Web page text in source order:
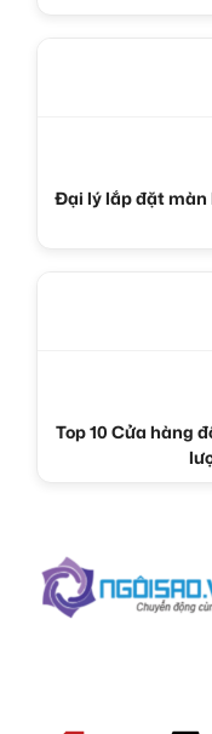
Đại lý lắp đặt màn
Top 10 Cửa hàng